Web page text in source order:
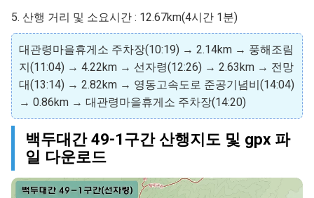
5. 산행 거리 및 소요시간 : 12.67km(4시간 1분)
대관령마을휴게소 주차장(10:19) → 2.14km → 풍해조림
지(11:04) → 4.22km → 선자령(12:26) → 2.63km → 전망
대(13:14) → 2.82km → 영동고속도로 준공기념비(14:04)
→ 0.86km → 대관령마을휴게소 주차장(14:20)
백두대간 49-1구간 산행지도 및 gpx 파
일 다운로드